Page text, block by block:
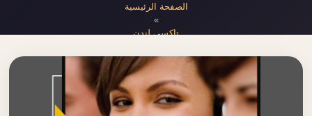
خدمات المطار
نحن
الصفحة الرئيسية
تاكسي لندن